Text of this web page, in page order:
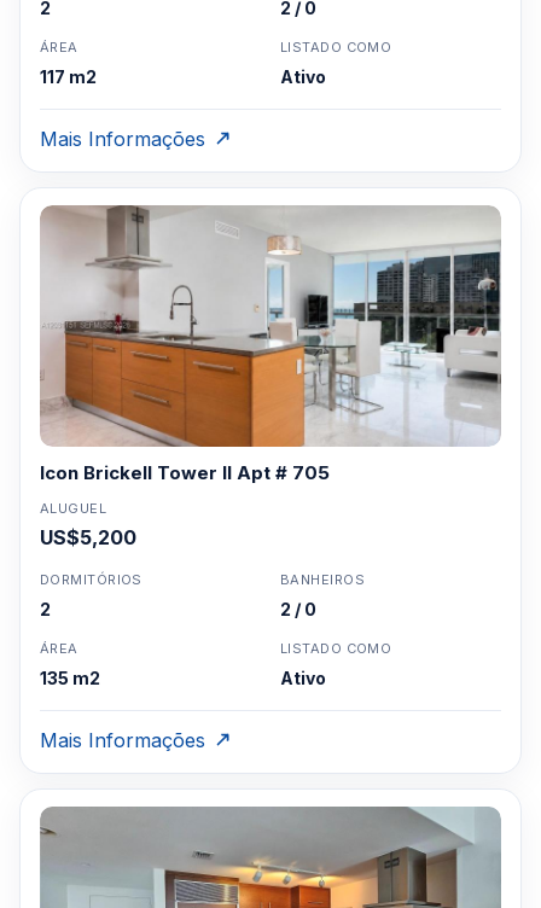
2 2 / 0
ÁREA
117 m2
LISTADO COMO
Ativo
Mais Informações
Icon Brickell Tower II Apt # 705
ALUGUEL
US$5,200
DORMITÓRIOS
2
BANHEIROS
2 / 0
ÁREA
135 m2
LISTADO COMO
Ativo
Mais Informações